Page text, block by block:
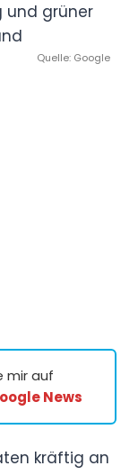
Quelle: Google
mir auf
News
kräftig an